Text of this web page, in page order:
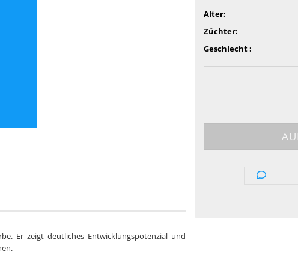
Alter:
Züchter:
Geschlecht :
Er zeigt deutliches Entwicklungspotenzial und